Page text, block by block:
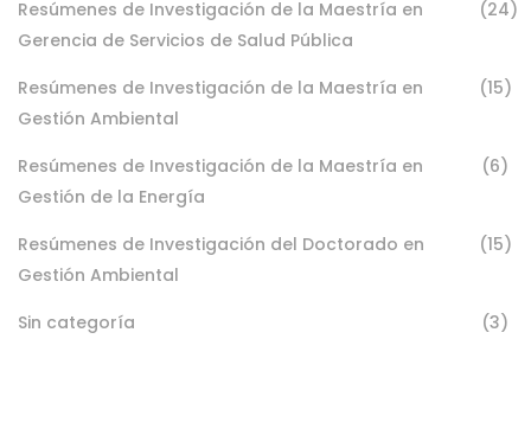
Resúmenes de Investigación de la Maestría en
Gerencia de Servicios de Salud Pública
(24)
Resúmenes de Investigación de la Maestría en
Gestión Ambiental
(15)
Resúmenes de Investigación de la Maestría en
Gestión de la Energía
(6)
Resúmenes de Investigación del Doctorado en
Gestión Ambiental
(15)
Sin categoría (3)